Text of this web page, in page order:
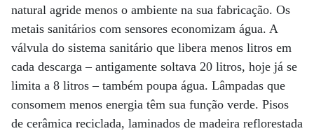
natural agride menos o ambiente na sua fabricação. Os
metais sanitários com sensores economizam água. A
válvula do sistema sanitário que libera menos litros em
cada descarga – antigamente soltava 20 litros, hoje já se
limita a 8 litros – também poupa água. Lâmpadas que
consomem menos energia têm sua função verde. Pisos
de cerâmica reciclada, laminados de madeira reflorestada